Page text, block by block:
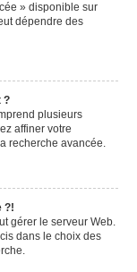
» disponible sur
dépendre des
?
plusieurs
affiner votre
recherche avancée.
?!
gérer le serveur Web.
dans le choix des